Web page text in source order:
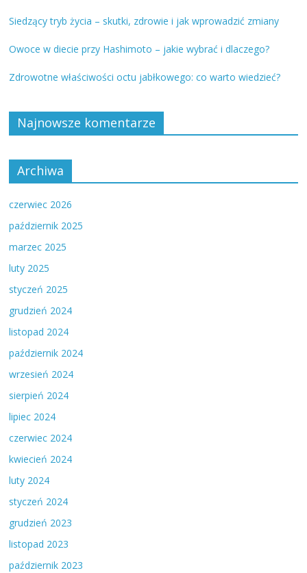
Siedzący tryb życia – skutki, zdrowie i jak wprowadzić zmiany
Owoce w diecie przy Hashimoto – jakie wybrać i dlaczego?
Zdrowotne właściwości octu jabłkowego: co warto wiedzieć?
Najnowsze komentarze
Archiwa
czerwiec 2026
październik 2025
marzec 2025
luty 2025
styczeń 2025
grudzień 2024
listopad 2024
październik 2024
wrzesień 2024
sierpień 2024
lipiec 2024
czerwiec 2024
kwiecień 2024
luty 2024
styczeń 2024
grudzień 2023
listopad 2023
październik 2023